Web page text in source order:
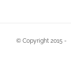
© Copyright 2015 -